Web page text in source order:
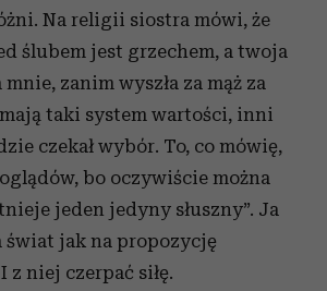
Na religii siostra mówi, że
ślubem jest grzechem, a twoja
zanim wyszła za mąż za
taki system wartości, inni
czekał wybór. To, co mówię,
bo oczywiście można
jeden jedyny słuszny”. Ja
świat jak na propozycję
z niej czerpać siłę.